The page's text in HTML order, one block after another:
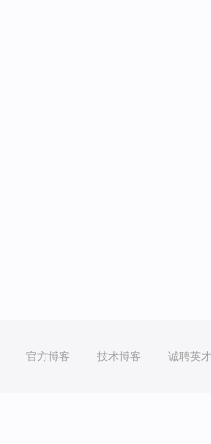
官方博客 技术博客 诚聘英才